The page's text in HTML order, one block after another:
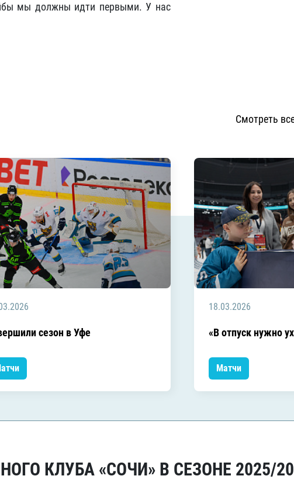
мы должны идти первыми. У нас
Смотреть
сезон в Уфе
18.03.2026
«В отпуск нужно
Матчи
КЛУБА «СОЧИ» В СЕЗОНЕ 2025/